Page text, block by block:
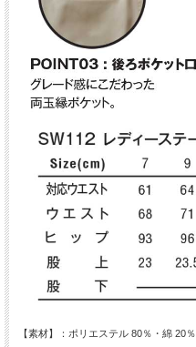
【素材】：ポリエステル 80％・綿 20％